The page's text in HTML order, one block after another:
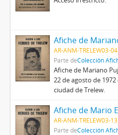
Afiche de
AR-ANM-TRELEW03-04
Parte deColección
Afiche de Mariano
22 de agosto de
ciudad de Trelew.
Afiche de Mario
AR-ANM-TRELEW03-13
Parte deColección